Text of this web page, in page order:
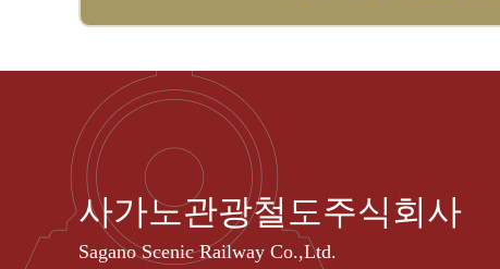
사가노관광철도주식회사
Sagano Scenic Railway Co.,Ltd.